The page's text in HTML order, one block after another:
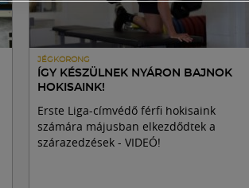
JÉGKORONG
ÍGY KÉSZÜLNEK NYÁRON BAJNOK
HOKISAINK!
Erste Liga-címvédő férfi hokisaink
számára májusban elkezdődtek a
szárazedzések - VIDEÓ!